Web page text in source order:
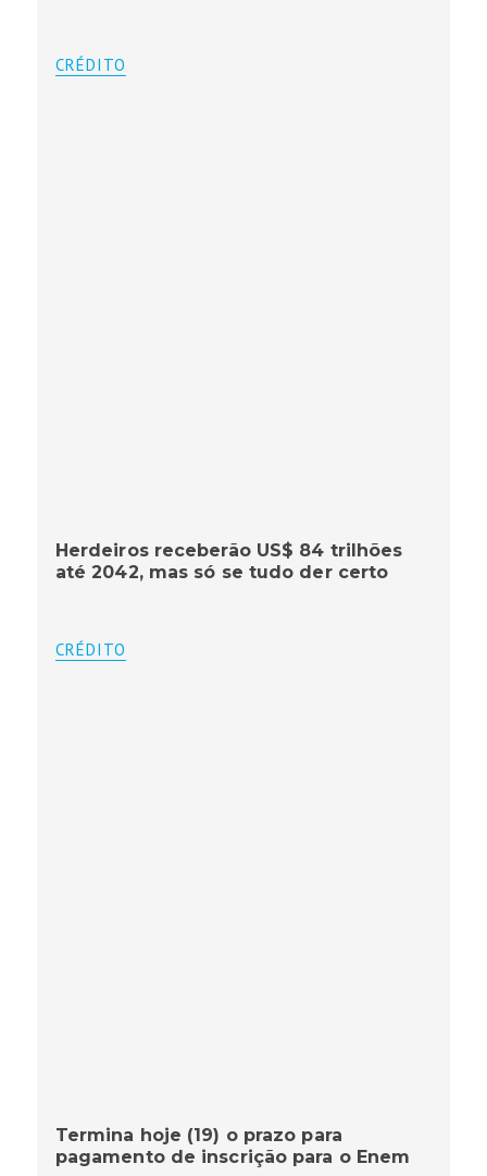
CRÉDITO
Herdeiros receberão US$ 84 trilhões
até 2042, mas só se tudo der certo
CRÉDITO
Termina hoje (19) o prazo para
pagamento de inscrição para o Enem